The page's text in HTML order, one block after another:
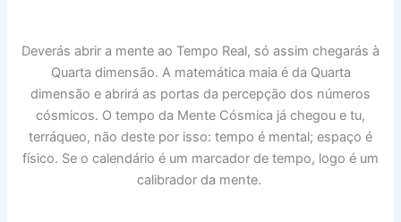
Deverás abrir a mente ao Tempo Real, só assim chegarás à
Quarta dimensão. A matemática maia é da Quarta
dimensão e abrirá as portas da percepção dos números
cósmicos. O tempo da Mente Cósmica já chegou e tu,
terráqueo, não deste por isso: tempo é mental; espaço é
físico. Se o calendário é um marcador de tempo, logo é um
calibrador da mente.